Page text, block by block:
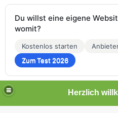
Du willst eine eigene
womit?
Kostenlos starten
Zum Test 2026